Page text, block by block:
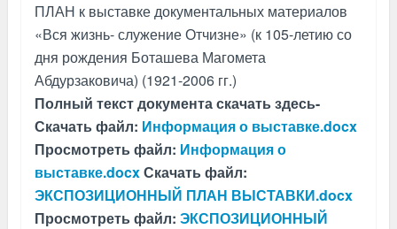
ПЛАН к выставке документальных материалов
«Вся жизнь- служение Отчизне» (к 105-летию со
дня рождения Боташева Магомета
Абдурзаковича) (1921-2006 гг.)
Полный текст документа скачать здесь-
Скачать файл: Информация о выставке.docx
Просмотреть файл: Информация о
выставке.docxСкачать файл:
ЭКСПОЗИЦИОННЫЙ ПЛАН ВЫСТАВКИ.docx
Просмотреть файл: ЭКСПОЗИЦИОННЫЙ